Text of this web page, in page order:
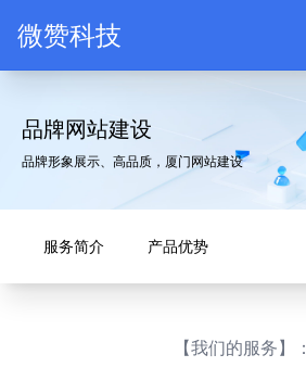
微赞科技LOGO
微赞科技
品牌网站建设
品牌形象展示、高品质，厦门网站建设
服务简介 产品优势
【我们的服务】：